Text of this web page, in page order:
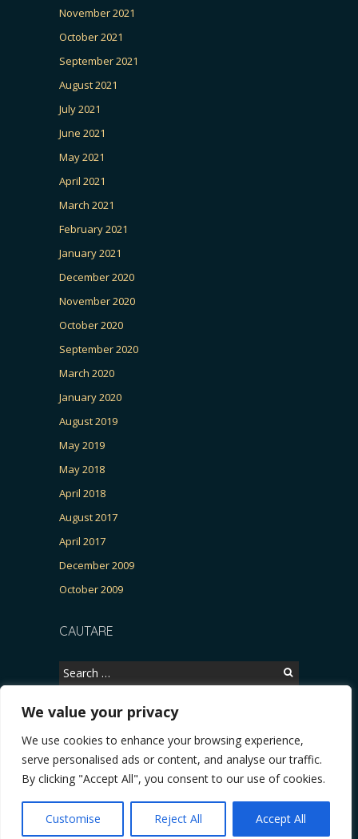
We value your privacy
We use cookies to enhance your browsing experience,
serve personalised ads or content, and analyse our traffic.
By clicking "Accept All", you consent to our use of cookies.
Customise Reject All Accept All
November 2021
October 2021
September 2021
August 2021
July 2021
June 2021
May 2021
April 2021
March 2021
February 2021
January 2021
December 2020
November 2020
October 2020
September 2020
March 2020
January 2020
August 2019
May 2019
May 2018
April 2018
August 2017
April 2017
December 2009
October 2009
CAUTARE
Search
for:
Copyright © 2026, CERTITUDINEA.
parlamentarele și presa
* VIDEO. Viata lui Eminescu (Necenzurat). Episodul 4:
Themes